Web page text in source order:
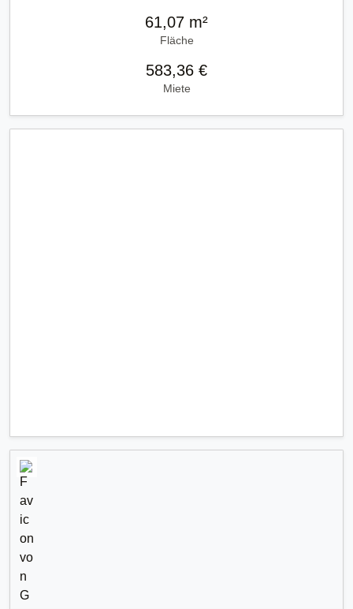
61,07 m²
Fläche
583,36 €
Miete